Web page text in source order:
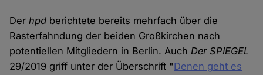
Derhpd berichtete bereits mehrfach über die
Rasterfahndung der beiden Großkirchen nach
potentiellen Mitgliedern in Berlin. AuchDer SPIEGEL
29/2019 griff unter der Überschrift "Denen geht es